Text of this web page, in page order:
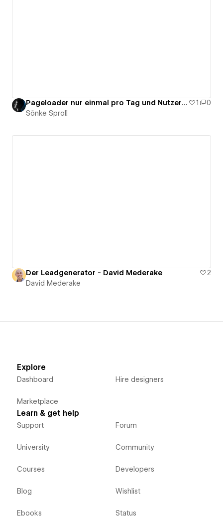
Pageloader nur einmal pro Tag und Nutzer abspielen in Webflow mit Cookie 1
0
Sönke Sproll
Der Leadgenerator - David Mederake
2
David Mederake
Explore
Dashboard
Marketplace
Hire designers
Learn & get help
Support
University
Courses
Blog
Ebooks
Forum
Community
Developers
Wishlist
Status